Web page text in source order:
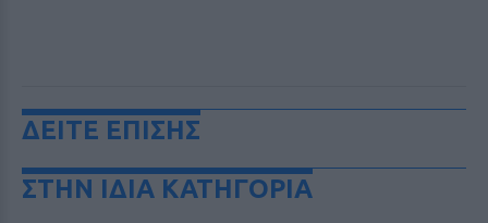
ΔΕΙΤΕ ΕΠΙΣΗΣ
ΣΤΗΝ ΙΔΙΑ ΚΑΤΗΓΟΡΙΑ